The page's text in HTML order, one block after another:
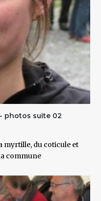
photos suite 02
myrtille, du coticule et
commune